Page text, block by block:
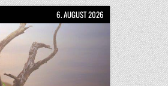
6. AUGUST 2026